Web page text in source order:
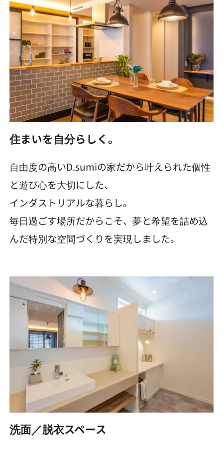
住まいを自分らしく。
自由度の高いD.sumiの家だから叶えられた個性
と遊び心を大切にした、
インダストリアルな暮らし。
毎日過ごす場所だからこそ、夢と希望を詰め込
んだ特別な空間づくりを実現しました。
洗面／脱衣スペース